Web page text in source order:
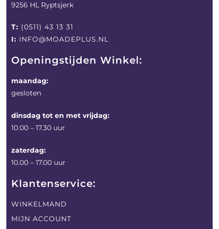
9256 HL Ryptsjerk
T: (0511) 43 13 31
I: INFO@MOADEPLUS.NL
Openingstijden Winkel:
maandag:
gesloten
dinsdag tot en met vrijdag:
10.00 – 17.30 uur
zaterdag:
10.00 – 17.00 uur
Klantenservice:
WINKELMAND
MIJN ACCOUNT